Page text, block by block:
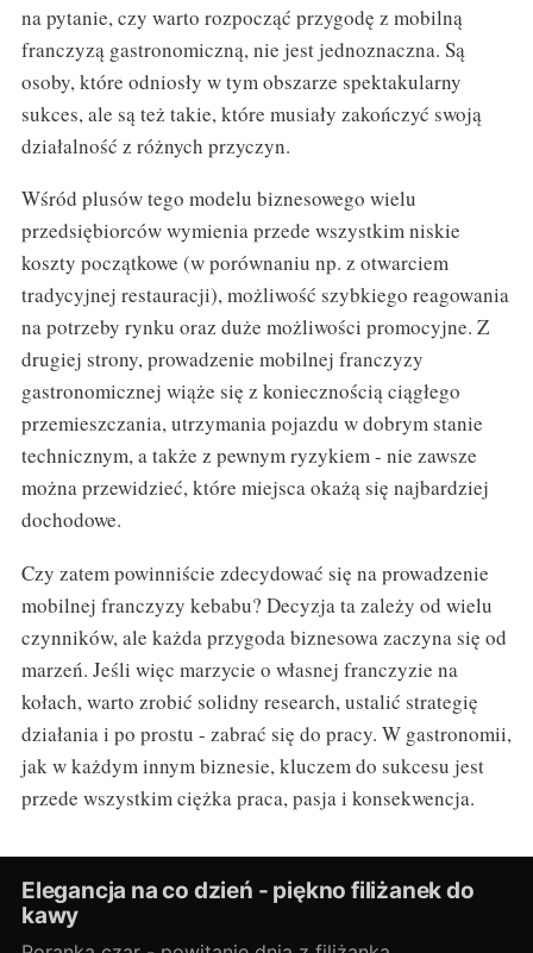
na pytanie, czy warto rozpocząć przygodę z mobilną
franczyzą gastronomiczną, nie jest jednoznaczna. Są
osoby, które odniosły w tym obszarze spektakularny
sukces, ale są też takie, które musiały zakończyć swoją
działalność z różnych przyczyn.
Wśród plusów tego modelu biznesowego wielu
przedsiębiorców wymienia przede wszystkim niskie
koszty początkowe (w porównaniu np. z otwarciem
tradycyjnej restauracji), możliwość szybkiego reagowania
na potrzeby rynku oraz duże możliwości promocyjne. Z
drugiej strony, prowadzenie mobilnej franczyzy
gastronomicznej wiąże się z koniecznością ciągłego
przemieszczania, utrzymania pojazdu w dobrym stanie
technicznym, a także z pewnym ryzykiem - nie zawsze
można przewidzieć, które miejsca okażą się najbardziej
dochodowe.
Czy zatem powinniście zdecydować się na prowadzenie
mobilnej franczyzy kebabu? Decyzja ta zależy od wielu
czynników, ale każda przygoda biznesowa zaczyna się od
marzeń. Jeśli więc marzycie o własnej franczyzie na
kołach, warto zrobić solidny research, ustalić strategię
działania i po prostu - zabrać się do pracy. W gastronomii,
jak w każdym innym biznesie, kluczem do sukcesu jest
przede wszystkim ciężka praca, pasja i konsekwencja.
Elegancja na co dzień - piękno filiżanek do
kawy